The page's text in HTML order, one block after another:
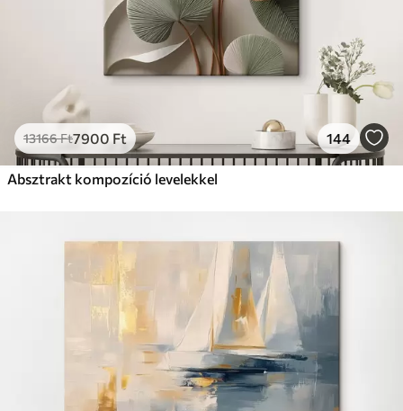
13166Ft7900 Ft 144
Absztrakt kompozíció levelekkel